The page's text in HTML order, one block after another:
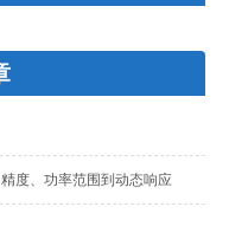
度、功率范围到动态响应